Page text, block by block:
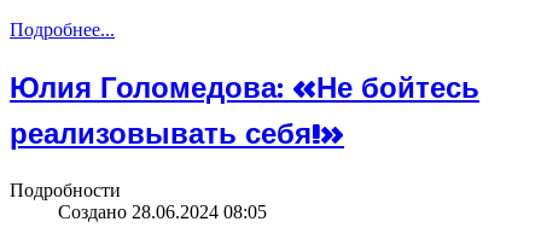
Подробнее...
Юлия Голомедова: «Не бойтесь
реализовывать себя!»
Подробности
Создано 28.06.2024 08:05